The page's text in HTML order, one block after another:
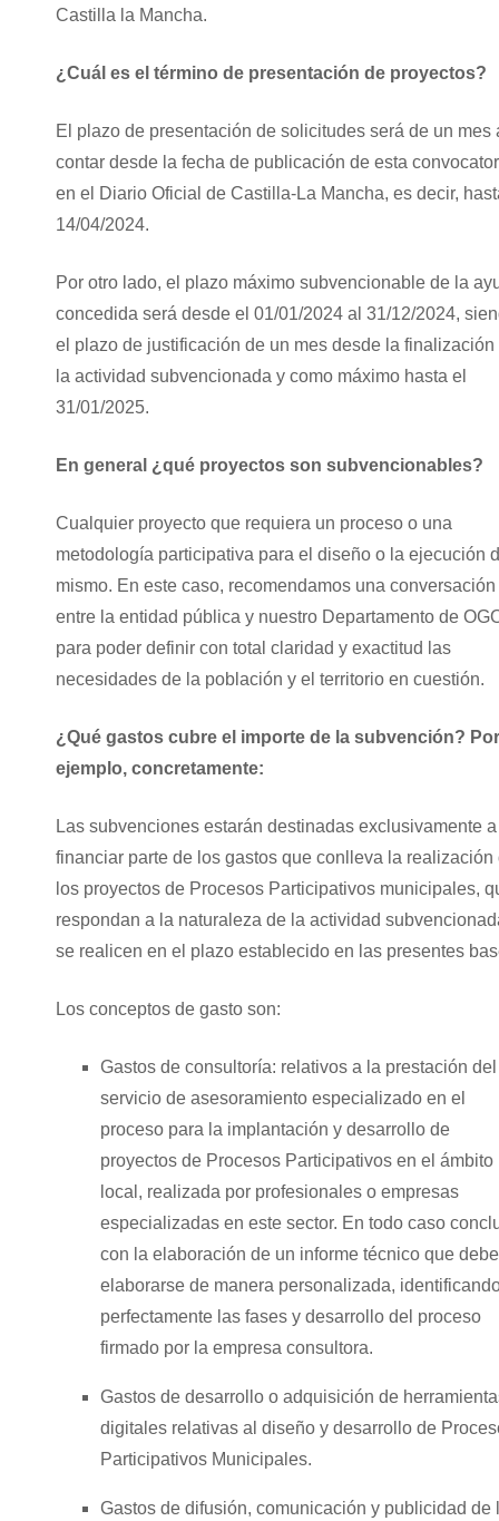
Castilla la Mancha.
¿Cuál es el término de presentación de proyectos?
El plazo de presentación de solicitudes será de un mes
contar desde la fecha de publicación de esta
en el Diario Oficial de Castilla-La Mancha, es decir,
14/04/2024.
Por otro lado, el plazo máximo subvencionable de la
concedida será desde el 01/01/2024 al 31/12/2024,
el plazo de justificación de un mes desde la finalización
la actividad subvencionada y como máximo hasta el
31/01/2025.
En general ¿qué proyectos son subvencionables?
Cualquier proyecto que requiera un proceso o una
metodología participativa para el diseño o la ejecución
mismo. En este caso, recomendamos una conversación
entre la entidad pública y nuestro Departamento de
para poder definir con total claridad y exactitud las
necesidades de la población y el territorio en cuestión.
¿Qué gastos cubre el importe de la subvención? Por
ejemplo, concretamente:
Las subvenciones estarán destinadas exclusivamente a
financiar parte de los gastos que conlleva la realización
los proyectos de Procesos Participativos municipales,
respondan a la naturaleza de la actividad
se realicen en el plazo establecido en las presentes
Los conceptos de gasto son:
Gastos de consultoría: relativos a la prestación del
servicio de asesoramiento especializado en el
proceso para la implantación y desarrollo de
proyectos de Procesos Participativos en el ámbito
local, realizada por profesionales o empresas
especializadas en este sector. En todo caso
con la elaboración de un informe técnico que
elaborarse de manera personalizada,
perfectamente las fases y desarrollo del proceso
firmado por la empresa consultora.
Gastos de desarrollo o adquisición de
digitales relativas al diseño y desarrollo de
Participativos Municipales.
Gastos de difusión, comunicación y publicidad de